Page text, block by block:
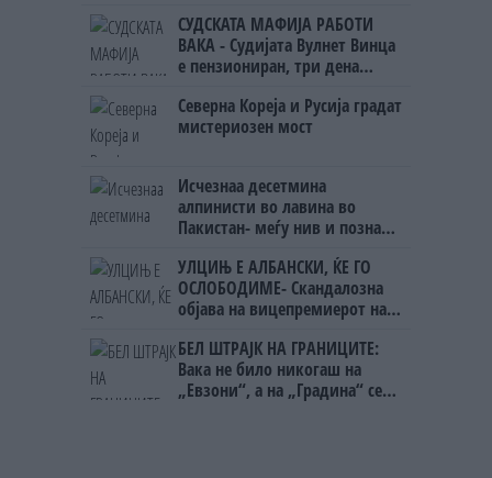
СУДСКАТА МАФИЈА РАБОТИ
ВАКА - Судијата Вулнет Винца
е пензиониран, три дена
на бизнисменот Марковски
Северна Кореја и Русија градат
мистериозен мост
Исчезнаа десетмина
алпинисти во лавина во
Пакистан- меѓу нив и познат
УЛЦИЊ Е АЛБАНСКИ, ЌЕ ГО
ОСЛОБОДИМЕ- Скандалозна
објава на вицепремиерот на
БЕЛ ШТРАЈК НА ГРАНИЦИТЕ:
Вака не било никогаш на
„Евзони“, а на „Градина“ се